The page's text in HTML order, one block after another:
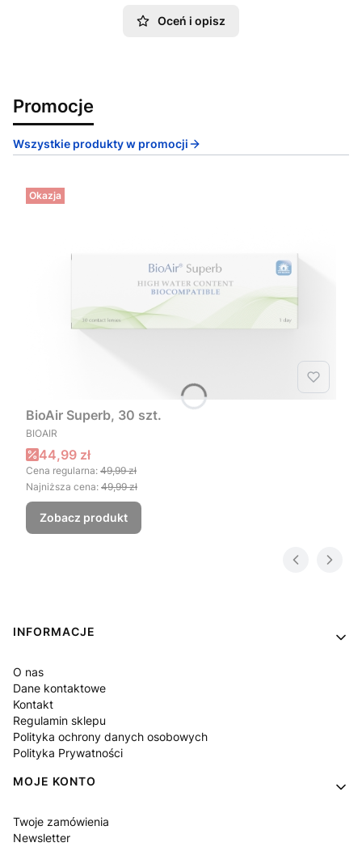
Oceń i opisz
Promocje
Wszystkie produkty w promocji
Okazja
BioAir Superb, 30 szt.
PRODUCENT
BIOAIR
Cena promocyjna
44,99 zł
Cena regularna: 49,99 zł
Najniższa cena: 49,99 zł
Zobacz produkt
Linki w stopce
INFORMACJE
O nas
Dane kontaktowe
Kontakt
Regulamin sklepu
Polityka ochrony danych osobowych
Polityka Prywatności
MOJE KONTO
Twoje zamówienia
Newsletter